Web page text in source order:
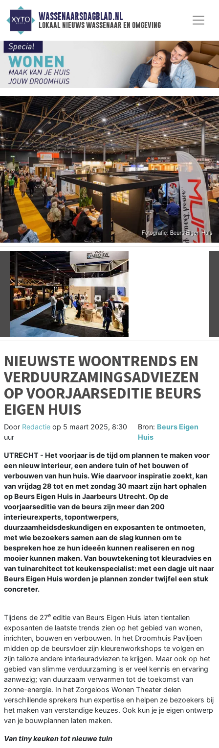
WASSENAARSDAGBLAD.NL
lokaal nieuws wassenaar en omgeving
Vorige
NIEUWSTE WOONTRENDS EN
VERDUURZAMINGSADVIEZEN
OP VOORJAARSEDITIE BEURS
EIGEN HUIS
Door Redactie op 5 maart 2025, 8:30
uur
Bron: Beurs Eigen
Huis
UTRECHT - Het voorjaar is de tijd om plannen te maken voor
een nieuw interieur, een andere tuin of het bouwen of
verbouwen van hun huis. Wie daarvoor inspiratie zoekt, kan
van vrijdag 28 tot en met zondag 30 maart zijn hart ophalen
op Beurs Eigen Huis in Jaarbeurs Utrecht. Op de
voorjaarseditie van de beurs zijn meer dan 200
interieurexperts, topontwerpers,
duurzaamheidsdeskundigen en exposanten te ontmoeten,
met wie bezoekers samen aan de slag kunnen om te
bespreken hoe ze hun ideeën kunnen realiseren en nog
mooier kunnen maken. Van bouwtekening tot kleuradvies en
van tuinarchitect tot keukenspecialist: met een dagje uit naar
Beurs Eigen Huis worden je plannen zonder twijfel een stuk
concreter.
Tijdens de 27e editie van Beurs Eigen Huis laten tientallen
exposanten de laatste trends zien op het gebied van wonen,
inrichten, bouwen en verbouwen. In het Droomhuis Paviljoen
midden op de beursvloer zijn kleurenworkshops te volgen en
zijn talloze andere interieuradviezen te krijgen. Maar ook op het
gebied van slimme verduurzaming is er veel kennis en ervaring
aanwezig; van duurzaam verwarmen tot de toekomst van
zonne-energie. In het Zorgeloos Wonen Theater delen
verschillende sprekers hun expertise en helpen ze bezoekers bij
het maken van verstandige keuzes. Ook kun je je eigen ontwerp
van je bouwplannen laten maken.
Van tiny keuken tot nieuwe tuin